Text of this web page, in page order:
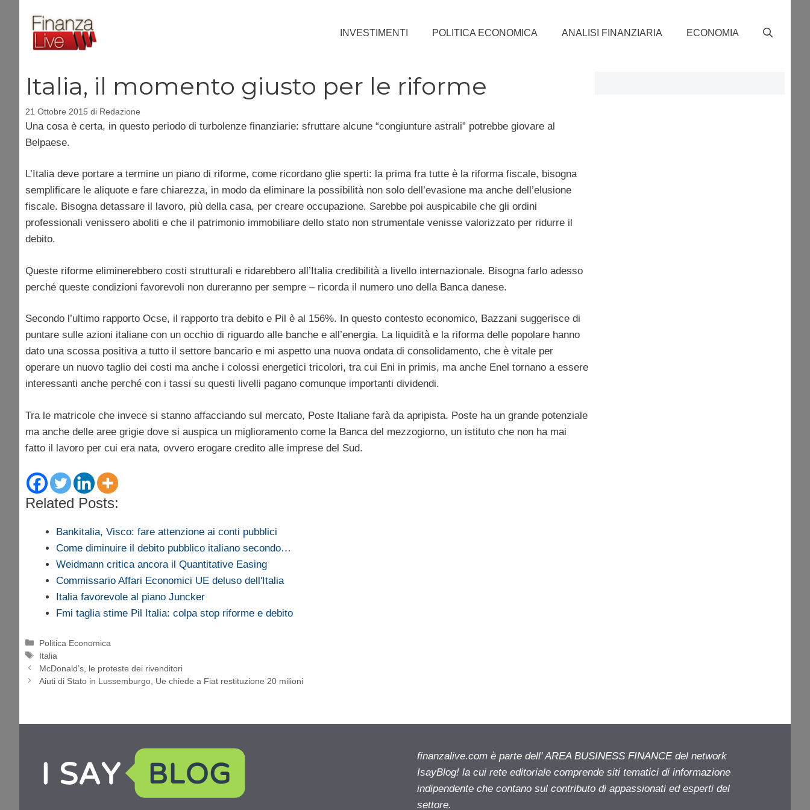
contenuto
INVESTIMENTI POLITICA ECONOMICA ANALISI FINANZIARIA ECONOMIA
Italia, il momento giusto per le riforme
21 Ottobre 2015 di Redazione
Una cosa è certa, in questo periodo di turbolenze finanziarie: sfruttare alcune “congiunture astrali” potrebbe giovare al
Belpaese.
L’Italia deve portare a termine un piano di riforme, come ricordano glie sperti: la prima fra tutte è la riforma fiscale, bisogna
semplificare le aliquote e fare chiarezza, in modo da eliminare la possibilità non solo dell’evasione ma anche dell’elusione
fiscale. Bisogna detassare il lavoro, più della casa, per creare occupazione. Sarebbe poi auspicabile che gli ordini
professionali venissero aboliti e che il patrimonio immobiliare dello stato non strumentale venisse valorizzato per ridurre il
debito.
Queste riforme eliminerebbero costi strutturali e ridarebbero all’Italia credibilità a livello internazionale. Bisogna farlo adesso
perché queste condizioni favorevoli non dureranno per sempre – ricorda il numero uno della Banca danese.
Secondo l’ultimo rapporto Ocse, il rapporto tra debito e Pil è al 156%. In questo contesto economico, Bazzani suggerisce di
puntare sulle azioni italiane con un occhio di riguardo alle banche e all’energia. La liquidità e la riforma delle popolare hanno
dato una scossa positiva a tutto il settore bancario e mi aspetto una nuova ondata di consolidamento, che è vitale per
operare un nuovo taglio dei costi ma anche i colossi energetici tricolori, tra cui Eni in primis, ma anche Enel tornano a essere
interessanti anche perché con i tassi su questi livelli pagano comunque importanti dividendi.
Tra le matricole che invece si stanno affacciando sul mercato, Poste Italiane farà da apripista. Poste ha un grande potenziale
ma anche delle aree grigie dove si auspica un miglioramento come la Banca del mezzogiorno, un istituto che non ha mai
fatto il lavoro per cui era nata, ovvero erogare credito alle imprese del Sud.
Related Posts:
Bankitalia, Visco: fare attenzione ai conti pubblici
Come diminuire il debito pubblico italiano secondo…
Weidmann critica ancora il Quantitative Easing
Commissario Affari Economici UE deluso dell'Italia
Italia favorevole al piano Juncker
Fmi taglia stime Pil Italia: colpa stop riforme e debito
Categorie
Politica Economica
Tag
Italia
McDonald’s, le proteste dei rivenditori
Aiuti di Stato in Lussemburgo, Ue chiede a Fiat restituzione 20 milioni
finanzalive.com è parte dell' AREA BUSINESS FINANCE del network
IsayBlog! la cui rete editoriale comprende siti tematici di informazione
indipendente che contano sul contributo di appassionati ed esperti del
settore.